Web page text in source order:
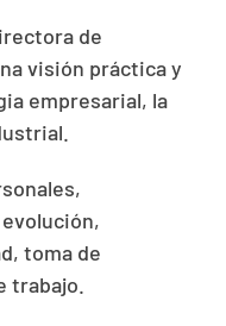
de
visión práctica y
empresarial, la
toma de
trabajo.